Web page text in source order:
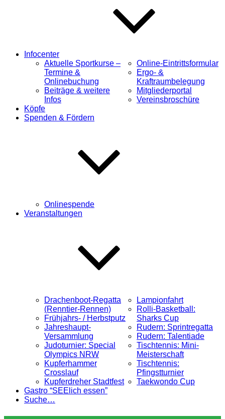
Infocenter
Aktuelle Sportkurse –
Termine &
Onlinebuchung
Beiträge & weitere
Infos
Online-Eintrittsformular
Ergo- &
Kraftraumbelegung
Mitgliederportal
Vereinsbroschüre
Köpfe
Spenden & Fördern
Onlinespende
Veranstaltungen
Drachenboot-Regatta
(Renntier-Rennen)
Frühjahrs- / Herbstputz
Jahreshaupt-
Versammlung
Judoturnier: Special
Olympics NRW
Kupferhammer
Crosslauf
Kupferdreher Stadtfest
Lampionfahrt
Rolli-Basketball:
Sharks Cup
Rudern: Sprintregatta
Rudern: Talentiade
Tischtennis: Mini-
Meisterschaft
Tischtennis:
Pfingstturnier
Taekwondo Cup
Gastro “SEElich essen”
Suche…